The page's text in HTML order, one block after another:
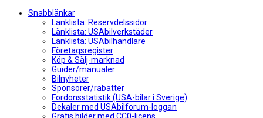
Snabblänkar
Länklista: Reservdelssidor
Länklista: USAbilverkstäder
Länklista: USAbilhandlare
Företagsregister
Köp & Sälj-marknad
Guider/manualer
Bilnyheter
Sponsorer/rabatter
Fordonsstatistik (USA-bilar i Sverige)
Dekaler med USAbilforum-loggan